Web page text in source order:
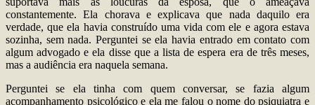
constantemente. Ela chorava e explicava que nada daquilo era
verdade, que ela havia construído uma vida com ele e agora estava
sozinha, sem nada. Perguntei se ela havia entrado em contato com
algum advogado e ela disse que a lista de espera era de três meses,
mas a audiência era naquela semana.
Perguntei se ela tinha com quem conversar, se fazia algum
acompanhamento psicológico e ela me falou o nome do psiquiatra e